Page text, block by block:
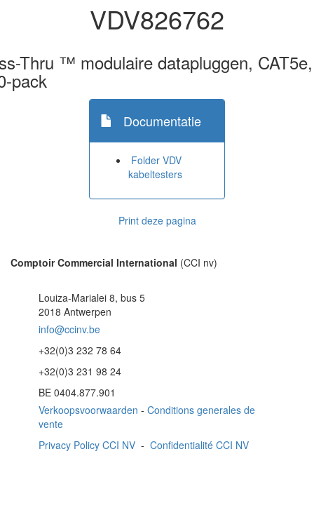
VDV826762
Thru ™ modulaire datapluggen, CAT5e,
pack
Documentatie
Folder VDV
kabeltesters
Print deze pagina
Comptoir Commercial International (CCI nv)
Louiza-Marialei 8, bus 5
2018 Antwerpen
info@ccinv.be
+32(0)3 232 78 64
+32(0)3 231 98 24
BE 0404.877.901
Verkoopsvoorwaarden - Conditions generales de
vente
Privacy Policy CCI NV - Confidentialité CCI NV